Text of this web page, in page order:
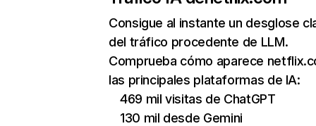
Consigue al instante un desglose
del tráfico procedente de LLM.
Comprueba cómo aparece
las principales plataformas de IA:
469 mil visitas de ChatGPT
130 mil desde Gemini